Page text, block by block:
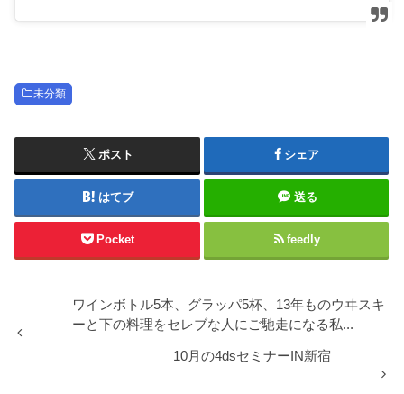
未分類
ポスト シェア
はてブ 送る
Pocket feedly
ワインボトル5本、グラッパ5杯、13年ものウヰスキ
ーと下の料理をセレブな人にご馳走になる私...
10月の4dsセミナーIN新宿